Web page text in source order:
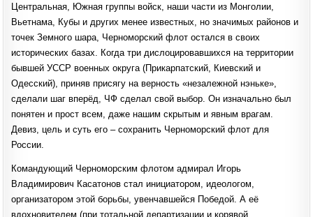
Центральная, Южная группы войск, наши части из Монголии,
Вьетнама, Кубы и других менее известных, но значимых районов и
точек Земного шара, Черноморский флот остался в своих
исторических базах. Когда три дислоцировавшихся на территории
бывшей УССР военных округа (Прикарпатский, Киевский и
Одесский), приняв присягу на верность «незалежной нэньке»,
сделали шаг вперёд, ЧФ сделал свой выбор. Он изначально был
понятен и прост всем, даже нашим скрытым и явным врагам.
Девиз, цель и суть его – сохранить Черноморский флот для
России.
Командующий Черноморским флотом адмирал Игорь
Владимирович Касатонов стал инициатором, идеологом,
организатором этой борьбы, увенчавшейся Победой. А её
вдохновителем (при тотальной департизации и корявой